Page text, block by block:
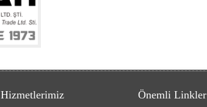
Hizmetlerimiz Önemli Linkler